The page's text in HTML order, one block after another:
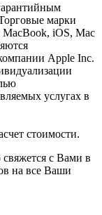
марки
MacBook, iOS, Mac
Apple Inc.
услугах в
стоимости.
с Вами в
на все Ваши